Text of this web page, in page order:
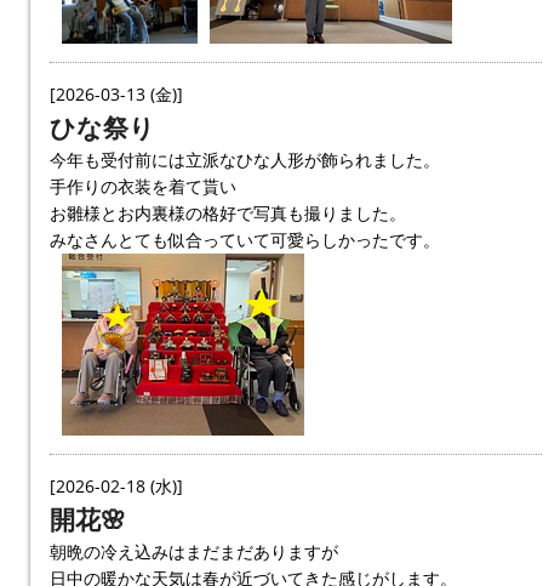
[2026-03-13 (金)]
ひな祭り
今年も受付前には立派なひな人形が飾られました。
手作りの衣装を着て貰い
お雛様とお内裏様の格好で写真も撮りました。
みなさんとても似合っていて可愛らしかったです。
[2026-02-18 (水)]
開花🌸
朝晩の冷え込みはまだまだありますが
日中の暖かな天気は春が近づいてきた感じがします。